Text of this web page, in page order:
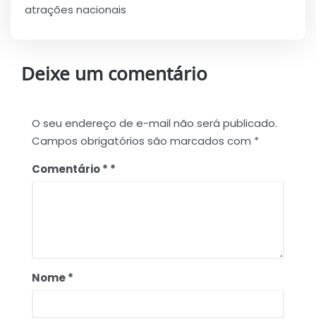
atrações nacionais
Deixe um comentário
O seu endereço de e-mail não será publicado.
Campos obrigatórios são marcados com *
Comentário*
Nome*